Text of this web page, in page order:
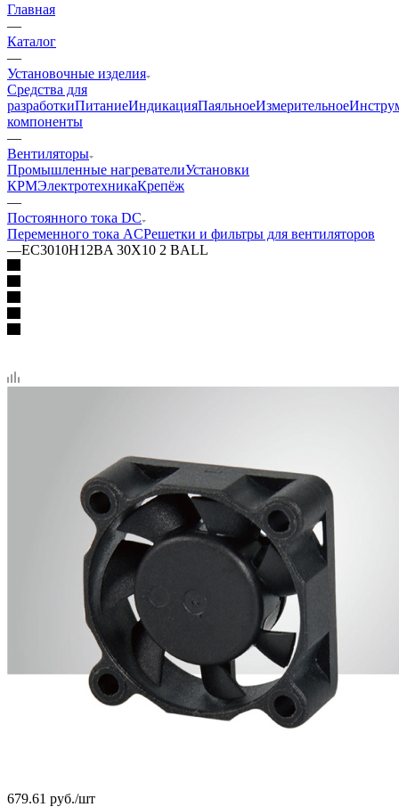
Главная
—
Каталог
—
Установочные изделия
Средства для
разработкиПитаниеИндикацияПаяльноеИзмерительное
компоненты
—
Вентиляторы
Промышленные нагревателиУстановки
КРМЭлектротехникаКрепёж
—
Постоянного тока DC
Переменного тока ACРешетки и фильтры для вентиляторов
—EC3010H12BA 30X10 2 BALL
679.61 руб./шт